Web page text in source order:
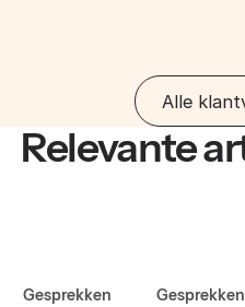
Alle
Relevante
Gesprekken
Gesprekken